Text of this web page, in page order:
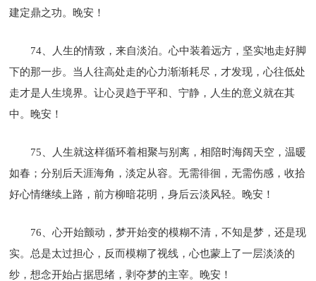
建定鼎之功。晚安！
74、人生的情致，来自淡泊。心中装着远方，坚实地走好脚
下的那一步。当人往高处走的心力渐渐耗尽，才发现，心往低处
走才是人生境界。让心灵趋于平和、宁静，人生的意义就在其
中。晚安！
75、人生就这样循环着相聚与别离，相陪时海阔天空，温暖
如春；分别后天涯海角，淡定从容。无需徘徊，无需伤感，收拾
好心情继续上路，前方柳暗花明，身后云淡风轻。晚安！
76、心开始颤动，梦开始变的模糊不清，不知是梦，还是现
实。总是太过担心，反而模糊了视线，心也蒙上了一层淡淡的
纱，想念开始占据思绪，剥夺梦的主宰。晚安！